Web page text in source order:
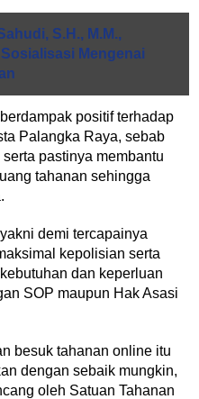
S.H., M.M.,
Mengenai
positif terhadap
Palangka Raya, sebab
pastinya membantu
tahanan sehingga
demi tercapainya
kepolisian serta
dan keperluan
SOP maupun Hak Asasi
besuk tahanan online itu
dengan sebaik mungkin,
oleh Satuan Tahanan